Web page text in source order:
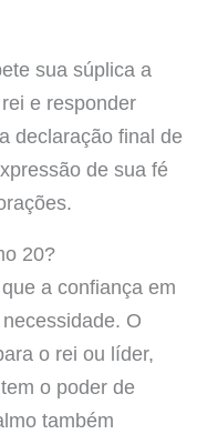
sua súplica a
e responder
declaração final de
de sua fé
20?
a confiança em
O
o rei ou líder,
o poder de
também